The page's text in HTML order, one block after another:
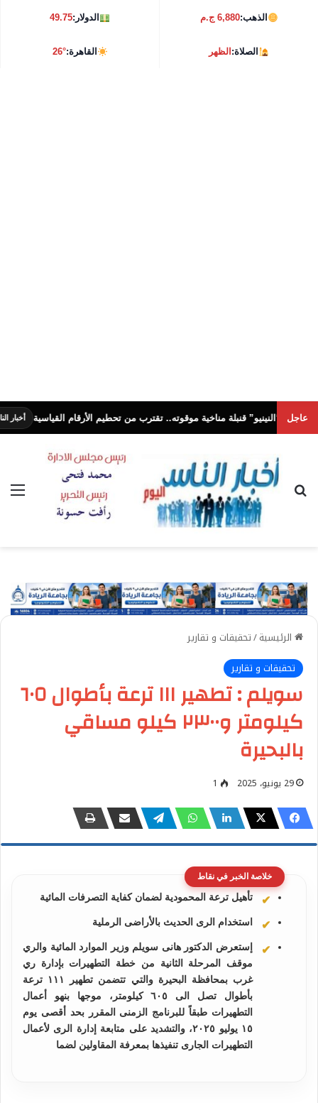
الذهب:6,880 ج.م الدولار:49.75
الصلاة:الظهر القاهرة:26°
عاجلقنبلة مناخية موقوته.. تقترب من تحطيم الأرقام القياسية أخبار الناس اليوم
بحث عن
الرئيسية/تحقيقات و تقارير
تحقيقات و تقارير
سويلم : تطهير ١١١ ترعة بأطوال ٦٠٥
كيلومتر و٢٣٠٠ كيلو مساقي
بالبحيرة
29 يونيو، 2025 1
خلاصة الخبر في نقاط
تأهيل ترعة المحمودية لضمان كفاية التصرفات المائية
استخدام الرى الحديث بالأراضى الرملية
إستعرض الدكتور هانى سويلم وزير الموارد المائية والري
موقف المرحلة الثانية من خطة التطهيرات بإدارة ري
غرب بمحافظة البحيرة والتي تتضمن تطهير ١١١ ترعة
بأطوال تصل الى ٦٠٥ كيلومتر، موجها بنهو أعمال
التطهيرات طبقاً للبرنامج الزمنى المقرر بحد أقصى يوم
١٥ يوليو ٢٠٢٥، والتشديد على متابعة إدارة الرى لأعمال
التطهيرات الجارى تنفيذها بمعرفة المقاولين لضما